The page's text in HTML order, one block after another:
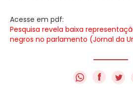
Acesse em pdf:
Pesquisa revela baixa
negros no parlamento (Jornal da
f